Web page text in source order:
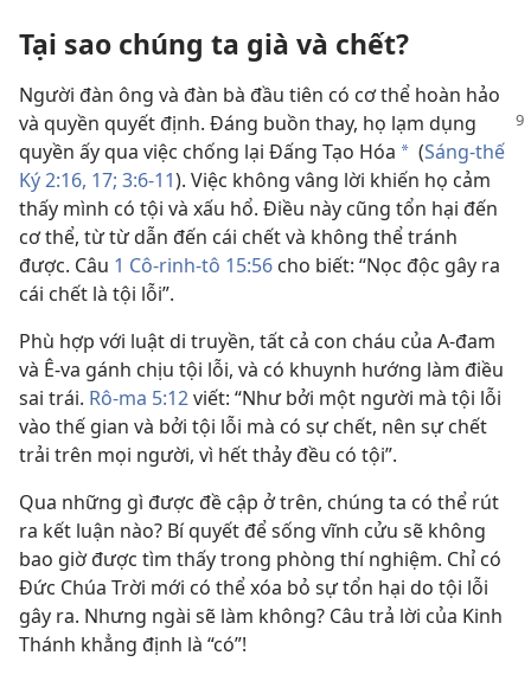
Tại sao chúng ta già và chết?
Người đàn ông và đàn bà đầu tiên có cơ thể hoàn hảo
và quyền quyết định. Đáng buồn thay, họ lạm dụng
quyền ấy qua việc chống lại Đấng Tạo Hóa * (Sáng-thế
Ký 2:16, 17; 3:6-11). Việc không vâng lời khiến họ cảm
thấy mình có tội và xấu hổ. Điều này cũng tổn hại đến
cơ thể, từ từ dẫn đến cái chết và không thể tránh
được. Câu 1 Cô-rinh-tô 15:56 cho biết: “Nọc độc gây ra
cái chết là tội lỗi”.
Phù hợp với luật di truyền, tất cả con cháu của A-đam
và Ê-va gánh chịu tội lỗi, và có khuynh hướng làm điều
sai trái. Rô-ma 5:12viết: “Như bởi một người mà tội lỗi
vào thế gian và bởi tội lỗi mà có sự chết, nên sự chết
trải trên mọi người, vì hết thảy đều có tội”.
Qua những gì được đề cập ở trên, chúng ta có thể rút
ra kết luận nào? Bí quyết để sống vĩnh cửu sẽ không
bao giờ được tìm thấy trong phòng thí nghiệm. Chỉ có
Đức Chúa Trời mới có thể xóa bỏ sự tổn hại do tội lỗi
gây ra. Nhưng ngài sẽ làm không? Câu trả lời của Kinh
Thánh khẳng định là “có”!